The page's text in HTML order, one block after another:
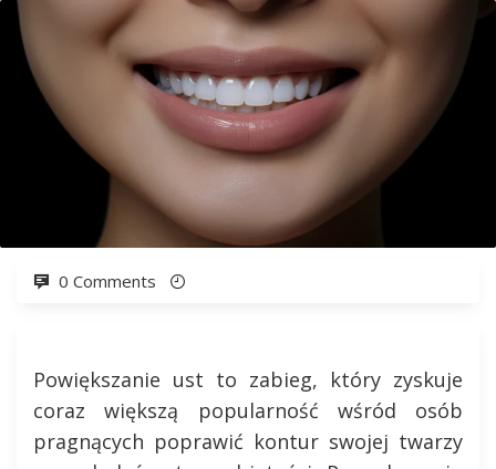
0 Comments
Powiększanie ust to zabieg, który zyskuje
coraz większą popularność wśród osób
pragnących poprawić kontur swojej twarzy